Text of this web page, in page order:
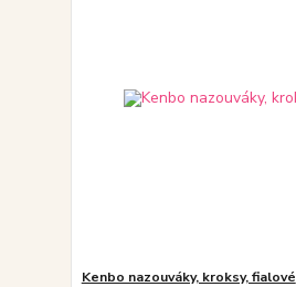
Kenbo nazouváky, kroksy, fialové